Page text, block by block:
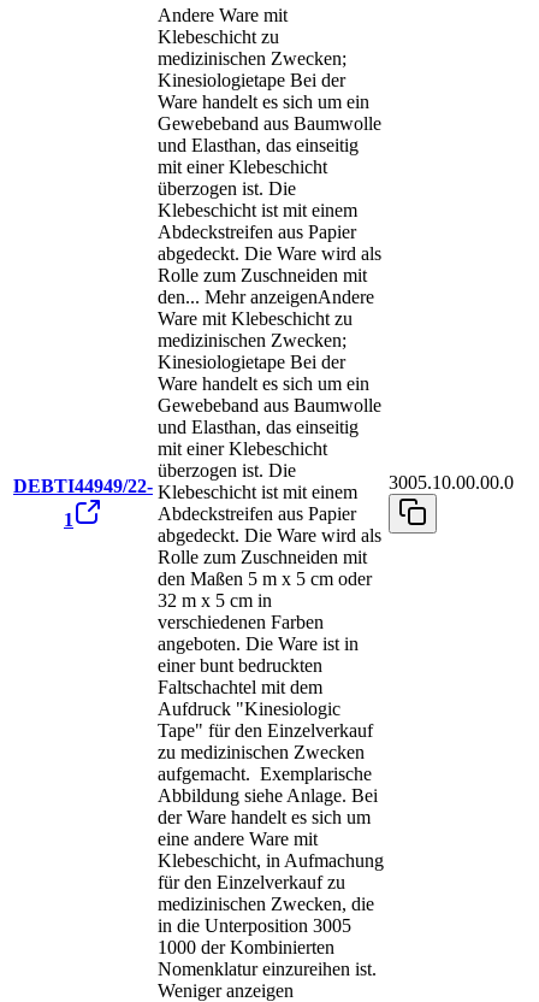
DEBTI44949/22-
1
Andere Ware mit
Klebeschicht zu
medizinischen Zwecken;
Kinesiologietape Bei der
Ware handelt es sich um ein
Gewebeband aus Baumwolle
und Elasthan, das einseitig
mit einer Klebeschicht
überzogen ist. Die
Klebeschicht ist mit einem
Abdeckstreifen aus Papier
abgedeckt. Die Ware wird als
Rolle zum Zuschneiden mit
den... Mehr anzeigenAndere
Ware mit Klebeschicht zu
medizinischen Zwecken;
Kinesiologietape Bei der
Ware handelt es sich um ein
Gewebeband aus Baumwolle
und Elasthan, das einseitig
mit einer Klebeschicht
überzogen ist. Die
Klebeschicht ist mit einem
Abdeckstreifen aus Papier
abgedeckt. Die Ware wird als
Rolle zum Zuschneiden mit
den Maßen 5 m x 5 cm oder
32 m x 5 cm in
verschiedenen Farben
angeboten. Die Ware ist in
einer bunt bedruckten
Faltschachtel mit dem
Aufdruck "Kinesiologic
Tape" für den Einzelverkauf
zu medizinischen Zwecken
aufgemacht. Exemplarische
Abbildung siehe Anlage. Bei
der Ware handelt es sich um
eine andere Ware mit
Klebeschicht, in Aufmachung
für den Einzelverkauf zu
medizinischen Zwecken, die
in die Unterposition 3005
1000 der Kombinierten
Nomenklatur einzureihen ist.
Weniger anzeigen
3005.10.00.00.0